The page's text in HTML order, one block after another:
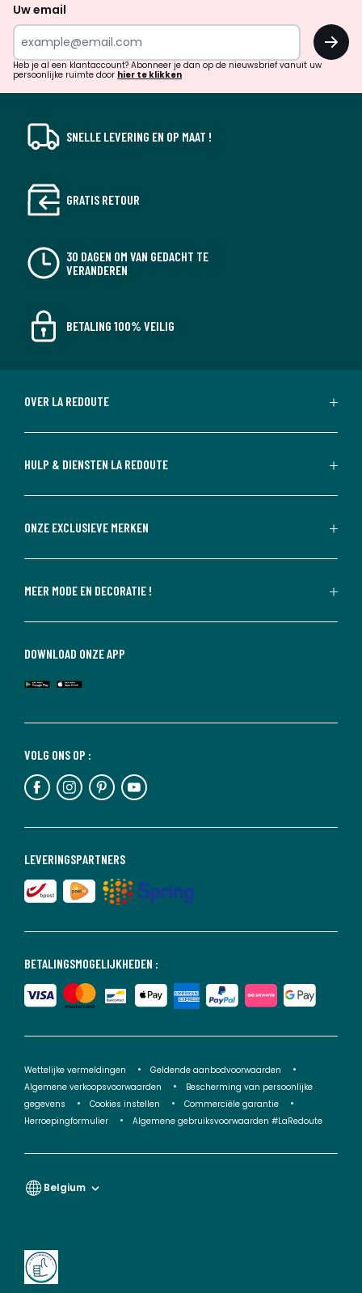
inspiratie
verrassingen?
Uw email
OK
Heb je al een klantaccount? Abonneer je dan op de nieuwsbrief vanuit uw
persoonlijke ruimte door hier te klikken
SNELLE LEVERING EN OP MAAT !
GRATIS RETOUR
30 DAGEN OM VAN GEDACHT TE
VERANDEREN
BETALING 100% VEILIG
OVER LA REDOUTE
HULP & DIENSTEN LA REDOUTE
ONZE EXCLUSIEVE MERKEN
MEER MODE EN DECORATIE !
BETALINGSMOGELIJKHEDEN :
LEVERINGSPARTNERS
VOLG ONS OP :
DOWNLOAD ONZE APP
Wettelijke vermeldingen
Geldende aanbodvoorwaarden
Algemene verkoopsvoorwaarden
Bescherming van persoonlijke
gegevens
Cookies instellen
Commerciële garantie
Herroepingformulier
Algemene gebruiksvoorwaarden #LaRedoute
Belgium